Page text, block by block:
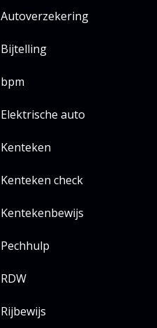
Autoverzekering
Bijtelling
bpm
Elektrische auto
Kenteken
Kenteken check
Kentekenbewijs
Pechhulp
RDW
Rijbewijs